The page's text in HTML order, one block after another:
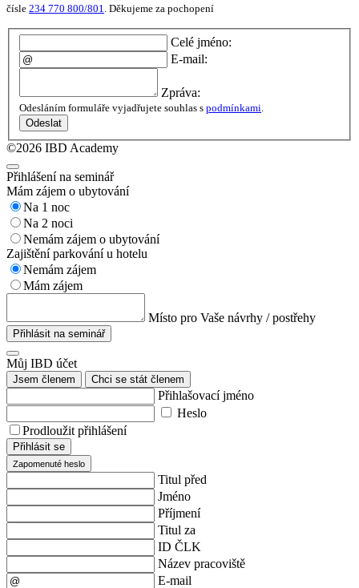
čísle 234 770 800/801. Děkujeme za pochopení
Celé jméno:
E-mail:
Zpráva:
Odesláním formuláře vyjadřujete souhlas s podmínkami
Odeslat
©2026 IBD Academy
Přihlášení na seminář
Mám zájem o ubytování
Na 1 noc
Na 2 noci
Nemám zájem o ubytování
Zajištění parkování u hotelu
Nemám zájem
Mám zájem
Místo pro Vaše návrhy / postřehy
Přihlásit na seminář
Můj IBD účet
Jsem členem Chci se stát členem
Přihlašovací jméno
Heslo
Prodloužit přihlášení
Přihlásit se
Zapomenuté heslo
Titul před
Jméno
Příjmení
Titul za
ID ČLK
Název pracoviště
E-mail